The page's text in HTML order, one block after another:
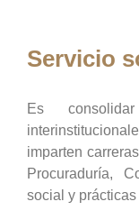
Servicio
Es
imparten
Procuraduría,
social y